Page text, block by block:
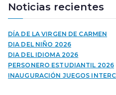
o
u
c
t
o
r
Noticias recientes
DÍA DE LA VIRGEN DE CARMEN
DIA DEL NIÑO 2026
DIA DEL IDIOMA 2026
PERSONERO ESTUDIANTIL 2026
INAUGURACIÓN JUEGOS